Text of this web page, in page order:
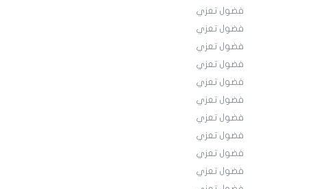
فضول تعزي
فضول تعزي
فضول تعزي
فضول تعزي
فضول تعزي
فضول تعزي
فضول تعزي
فضول تعزي
فضول تعزي
فضول تعزي